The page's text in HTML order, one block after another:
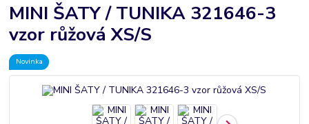
MINI ŠATY / TUNIKA 321646-3
vzor růžová XS/S
Novinka